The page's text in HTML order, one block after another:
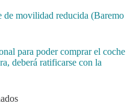
de movilidad reducida (Baremo
para poder comprar el coche
deberá ratificarse con la